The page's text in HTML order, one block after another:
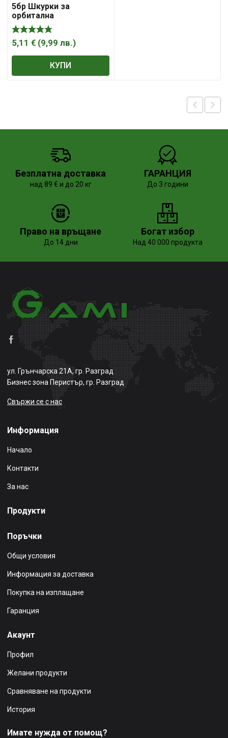
5бр Шкурки за
орбитална
шлайфмашина, 115 мм ×
230 мм, 80 / 120 / 220
5,11 € (9,99 лв.)
КУПИ
Безплатна доставка
над 89 € и до 20 кг
ГАРАНЦИЯ
До 3 години
Право на връщане
До 14 дни
Богат избор
Над 40 000 продукта
ул. Грънчарска 21А, гр. Разград
Бизнес зона Перистър, гр. Разград
Свържи се с нас
Информация
Начало
Контакти
За нас
Продукти
Поръчки
Общи условия
Информация за доставка
Покупка на изплащане
Гаранция
Акаунт
Профил
Желани продукти
Сравняване на продукти
История
Имате нужда от помощ?